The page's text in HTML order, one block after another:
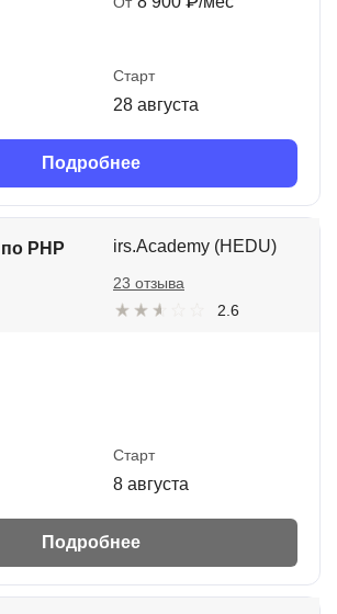
Старт
28 августа
Подробнее
PHP irs.Academy (HEDU)
2.6
23 отзыва
Старт
8 августа
Подробнее